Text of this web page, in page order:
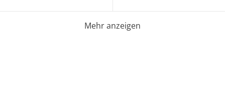
Mehr anzeigen